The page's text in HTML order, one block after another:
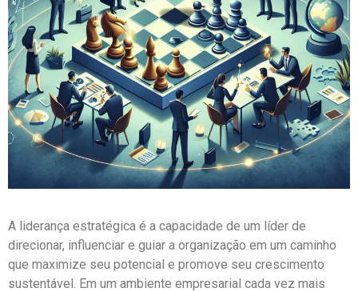
A liderança estratégica é a capacidade de um líder de
direcionar, influenciar e guiar a organização em um caminho
que maximize seu potencial e promove seu crescimento
sustentável. Em um ambiente empresarial cada vez mais